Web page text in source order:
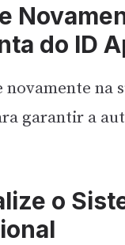
do ID
novamente na
garantir a
o